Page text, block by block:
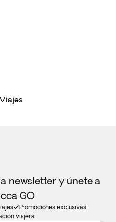
newsletter y únete a
GO
Promociones exclusivas
viajera